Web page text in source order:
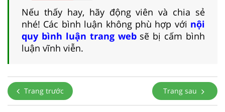
Nếu thấy hay, hãy động viên và chia sẻ
nhé! Các bình luận không phù hợp với nội
quy bình luận trang websẽ bị cấm bình
luận vĩnh viễn.
Trang trước Trang sau